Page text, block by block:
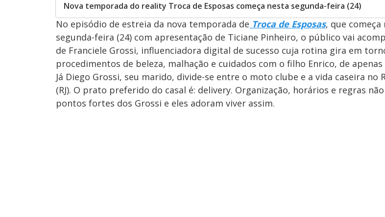
Nova temporada do reality Troca de Esposas começa nesta segunda-feira (24)
No episódio de estreia da nova temporada de Troca de Esposas, que começa
segunda-feira (24) com apresentação de Ticiane Pinheiro, o público vai
de Franciele Grossi, influenciadora digital de sucesso cuja rotina gira em
procedimentos de beleza, malhação e cuidados com o filho Enrico, de apenas
Já Diego Grossi, seu marido, divide-se entre o moto clube e a vida caseira no
(RJ). O prato preferido do casal é: delivery. Organização, horários e regras
pontos fortes dos Grossi e eles adoram viver assim.